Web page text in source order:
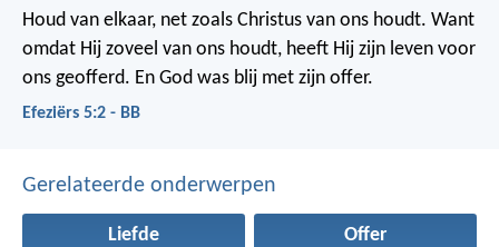
Houd van elkaar, net zoals Christus van ons houdt. Want
omdat Hij zoveel van ons houdt, heeft Hij zijn leven voor
ons geofferd. En God was blij met zijn offer.
Efeziërs 5:2 - BB
Gerelateerde onderwerpen
Liefde Offer